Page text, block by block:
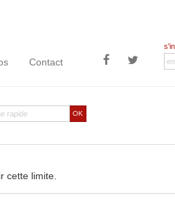
Contact
OK
cette limite.